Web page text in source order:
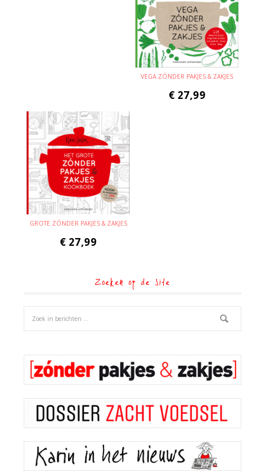
VEGA ZÓNDER PAKJES & ZAKJES
€ 27,99
GROTE ZÓNDER PAKJES & ZAKJES
€ 27,99
Zoeken op de site